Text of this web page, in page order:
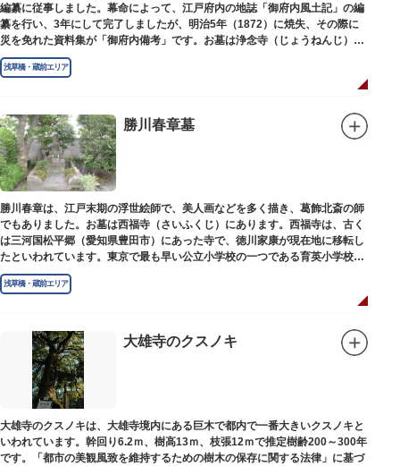
編纂に従事しました。幕命によって、江戸府内の地誌「御府内風土記」の編
纂を行い、3年にして完了しましたが、明治5年（1872）に焼失、その際に
災を免れた資料集が「御府内備考」です。お墓は浄念寺（じょうねんじ）境
内にあります。
浅草橋・蔵前エリア
勝川春章墓
勝川春章は、江戸末期の浮世絵師で、美人画などを多く描き、葛飾北斎の師
でもありました。お墓は西福寺（さいふくじ）にあります。西福寺は、古く
は三河国松平郷（愛知県豊田市）にあった寺で、徳川家康が現在地に移転し
たといわれています。東京で最も早い公立小学校の一つである育英小学校の
発祥の地としても知られています。
浅草橋・蔵前エリア
大雄寺のクスノキ
大雄寺のクスノキは、大雄寺境内にある巨木で都内で一番大きいクスノキと
いわれています。幹回り6.2ｍ、樹高13ｍ、枝張12ｍで推定樹齢200～300年
です。「都市の美観風致を維持するための樹木の保存に関する法律」に基づ